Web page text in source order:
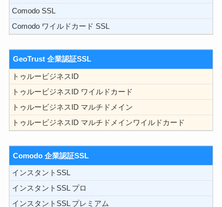
Comodo SSL
Comodo ワイルドカード SSL
GeoTrust 企業認証SSL
トゥルービジネスID
トゥルービジネスID ワイルドカード
トゥルービジネスID マルチドメイン
トゥルービジネスID マルチドメインワイルドカード
Comodo 企業認証SSL
インスタントSSL
インスタントSSL プロ
インスタントSSL プレミアム